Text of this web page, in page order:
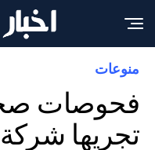
منوعات
فحوصات